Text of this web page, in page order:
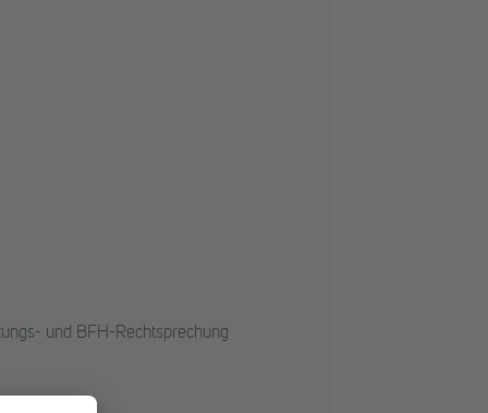
und BFH-Rechtsprechung